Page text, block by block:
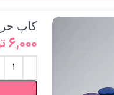
کاپ
6,000